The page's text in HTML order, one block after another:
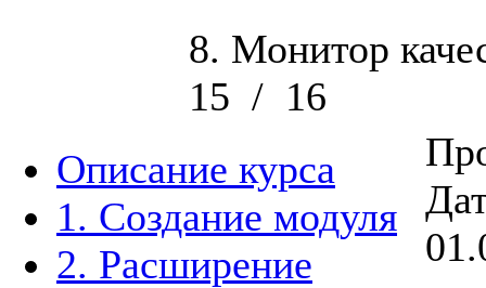
8. Монитор
15 / 16
Описание курса
1. Создание модуля
2. Расширение